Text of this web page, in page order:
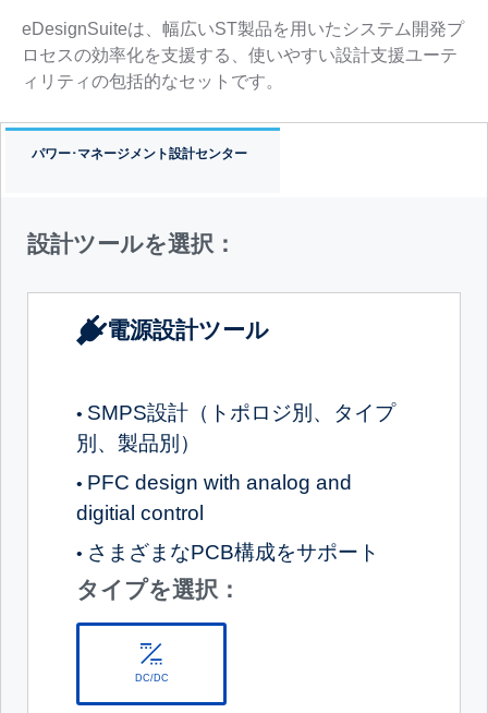
eDesignSuiteは、幅広いST製品を用いたシステム開発プ
ロセスの効率化を支援する、使いやすい設計支援ユーテ
ィリティの包括的なセットです。
パワー･マネージメント設計センター
設計ツールを選択：
電源設計ツール
• SMPS設計（トポロジ別、タイプ
別、製品別）
• PFC design with analog and
digitial control
• さまざまなPCB構成をサポート
タイプを選択：
DC/DC